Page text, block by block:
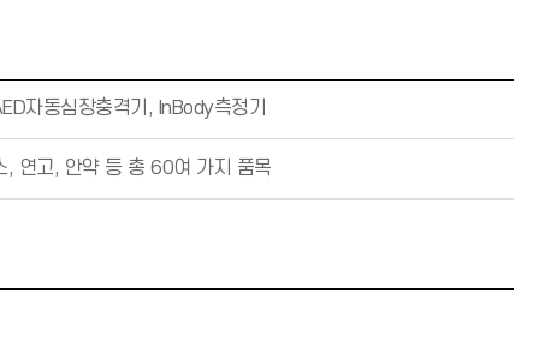
자동심장충격기, InBody측정기
, 연고, 안약 등 총 60여 가지 품목